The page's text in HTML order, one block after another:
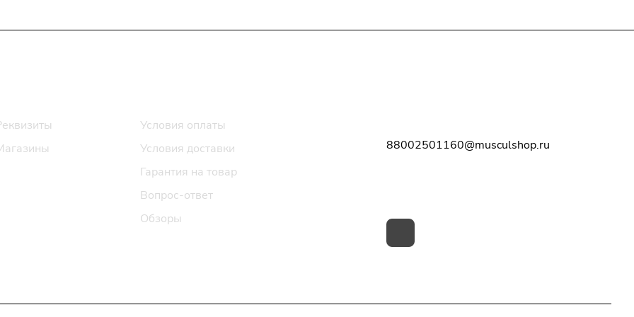
Условия оплаты
Условия доставки
Гарантия на товар
Вопрос-ответ
Обзоры
88002501160@musculshop.ru